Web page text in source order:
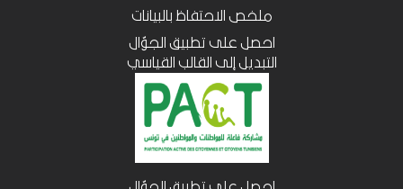
ملخص الاحتفاظ بالبيانات
احصل على تطبيق الجوّال
التبديل إلى القالب القياسي